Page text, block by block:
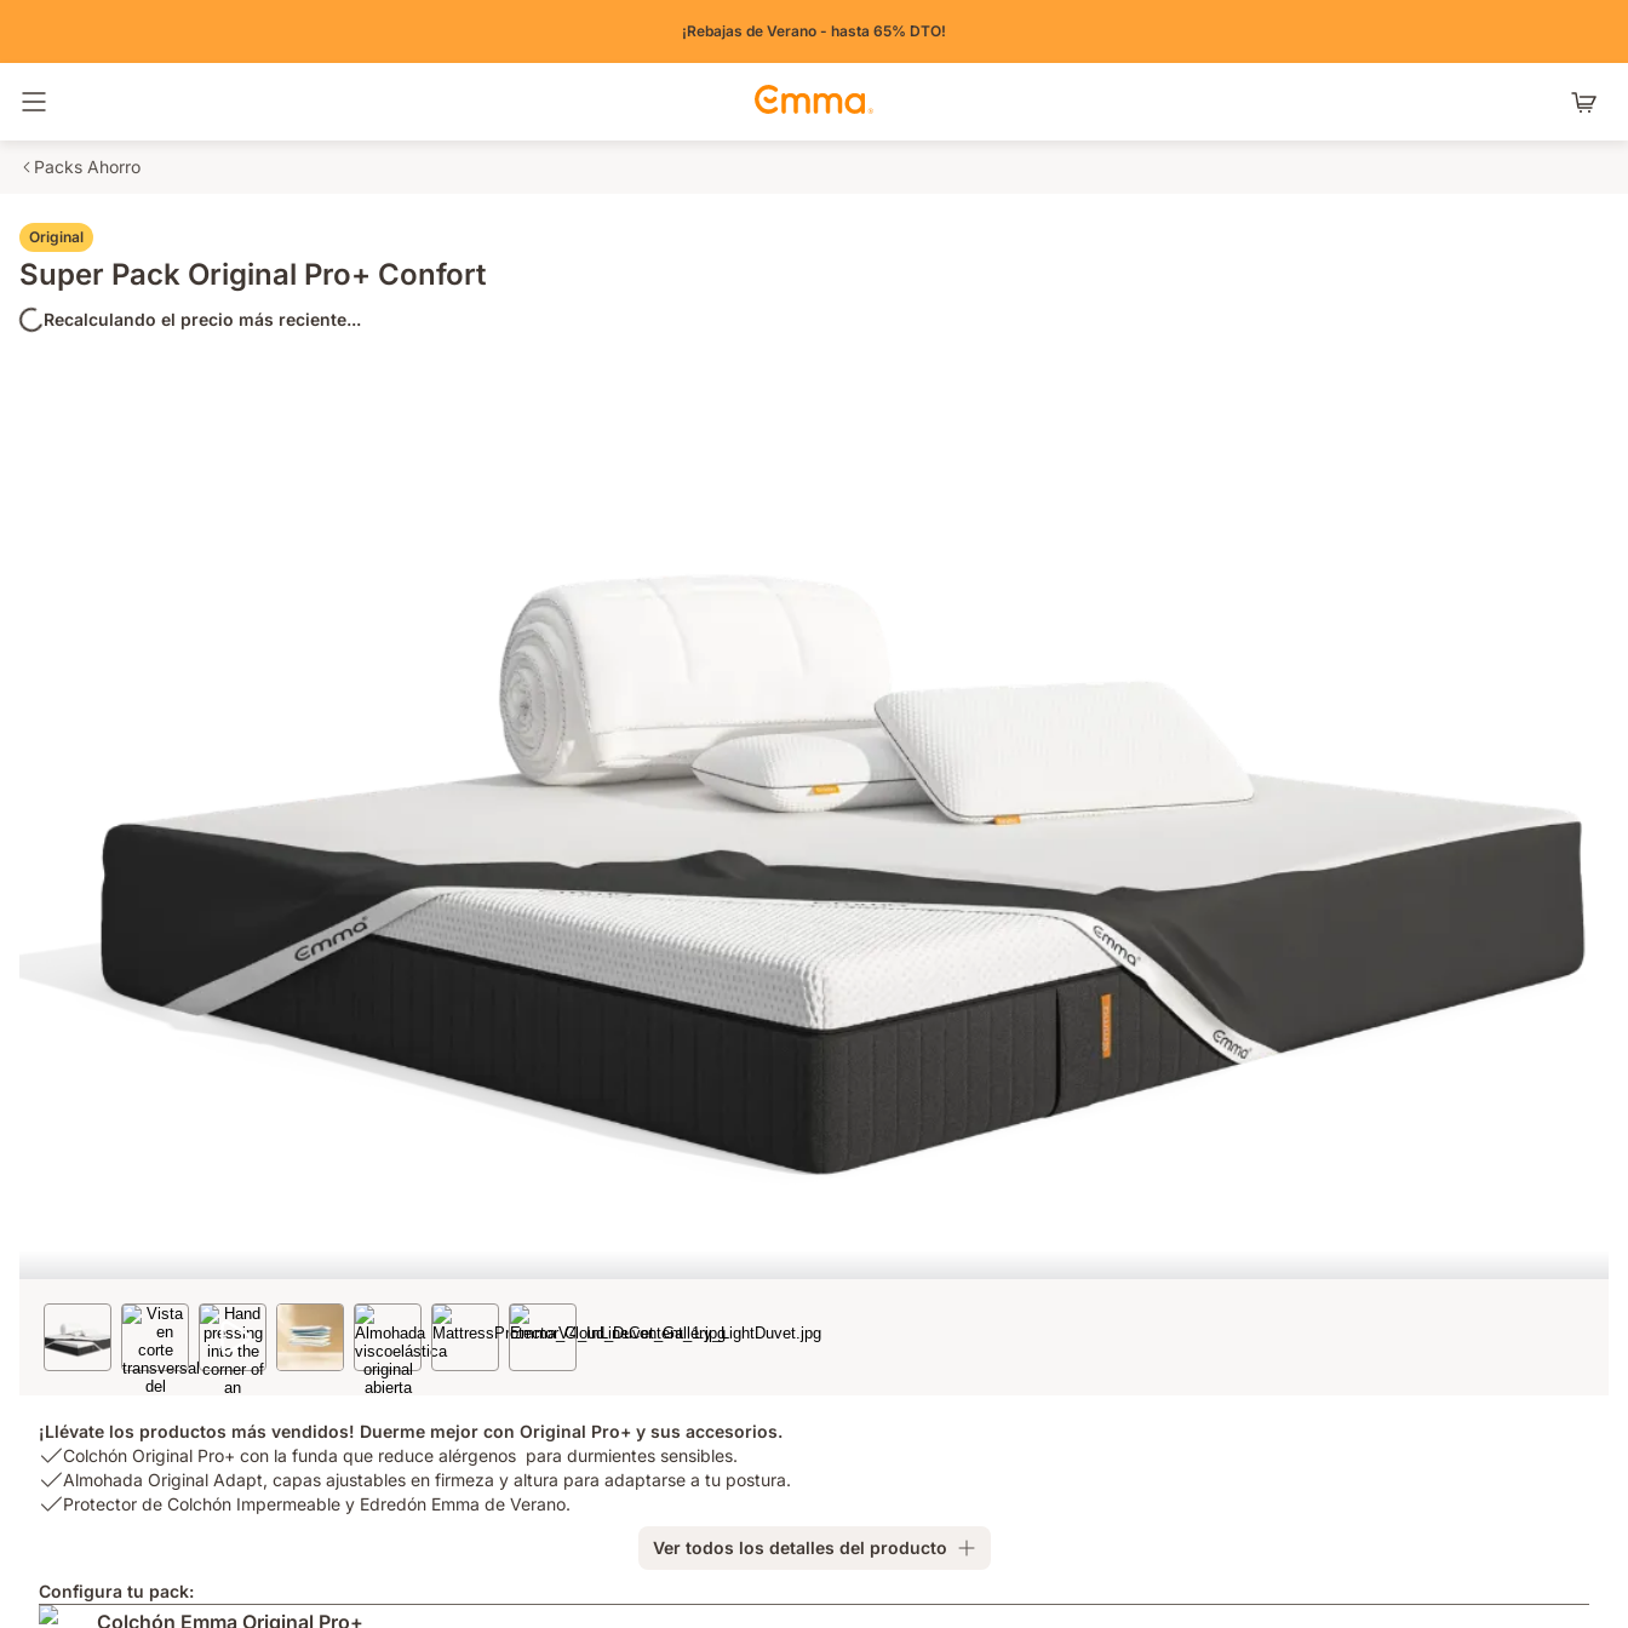
¡Rebajas de Verano - hasta 65% DTO!
Packs Ahorro
Original
Super Pack Original Pro+ Confort
Recalculando el precio más reciente...
¡Llévate los productos más vendidos! Duerme mejor con Original Pro+ y sus accesorios.
USP
1:
Colchón
la
funda
Colchón Original Pro+ con la funda que reduce alérgenos para durmientes sensibles.
USP
2:
capas
ajustables
Almohada Original Adapt, capas ajustables en firmeza y altura para adaptarse a tu postura.
USP
Colchón
Impermeable
Protector de Colchón Impermeable y Edredón Emma de Verano.
Ver todos los detalles del producto
Configura tu pack:
Colchón Emma Original Pro+